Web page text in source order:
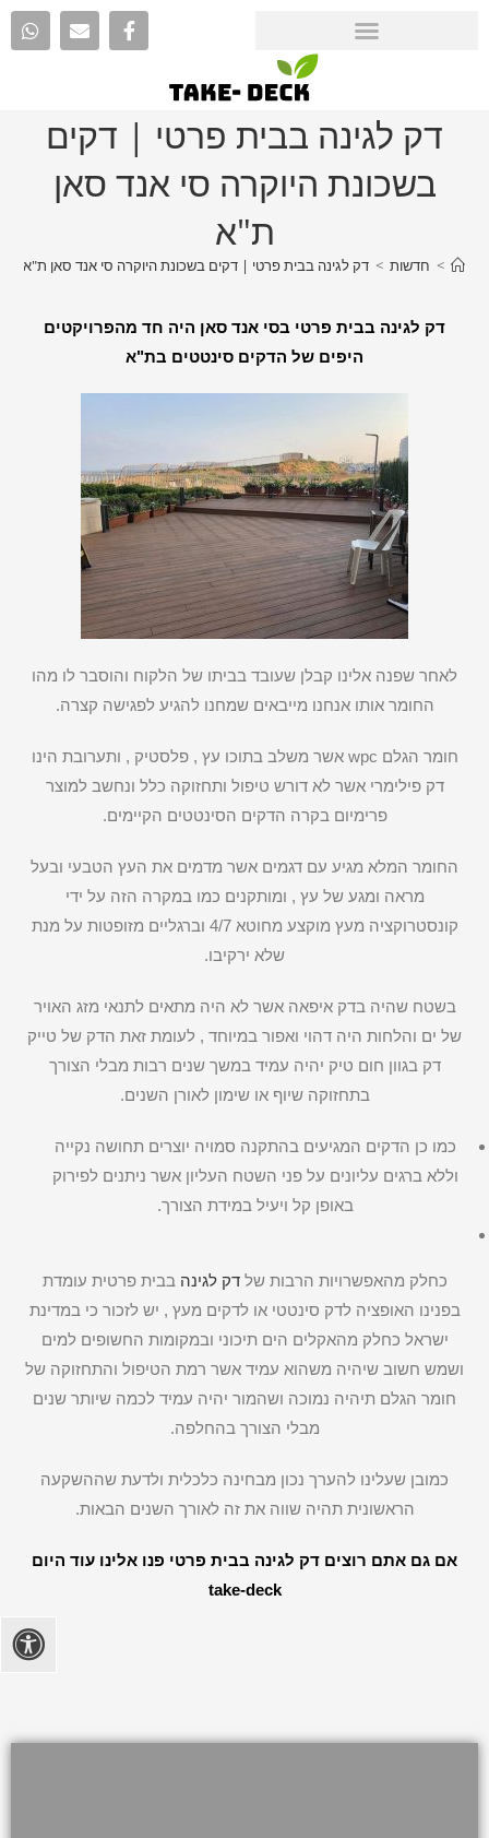
דק לגינה בבית פרטי | דקים
בשכונת היוקרה סי אנד סאן
ת"א
> חדשות > דק לגינה בבית פרטי | דקים בשכונת היוקרה סי אנד סאן ת"א
דק לגינה בבית פרטי בסי אנד סאן היה חד מהפרויקטים
היפים של הדקים סינטטים בת"א
לאחר שפנה אלינו קבלן שעובד בביתו של הלקוח והוסבר לו מהו
החומר אותו אנחנו מייבאים שמחנו להגיע לפגישה קצרה.
חומר הגלם wpc אשר משלב בתוכו עץ , פלסטיק , ותערובת הינו
דק פילימרי אשר לא דורש טיפול ותחזוקה כלל ונחשב למוצר
פרימיום בקרה הדקים הסינטטים הקיימים.
החומר המלא מגיע עם דגמים אשר מדמים את העץ הטבעי ובעל
מראה ומגע של עץ , ומותקנים כמו במקרה הזה על ידי
קונסטרוקציה מעץ מוקצע מחוטא 4/7 וברגליים מזופטות על מנת
שלא ירקיבו.
בשטח שהיה בדק איפאה אשר לא היה מתאים לתנאי מזג האויר
של ים והלחות היה דהוי ואפור במיוחד , לעומת זאת הדק של טייק
דק בגוון חום טיק יהיה עמיד במשך שנים רבות מבלי הצורך
בתחזוקה שיוף או שימון לאורן השנים.
כמו כן הדקים המגיעים בהתקנה סמויה יוצרים תחושה נקייה
וללא ברגים עליונים על פני השטח העליון אשר ניתנים לפירוק
באופן קל ויעיל במידת הצורך.
כחלק מהאפשרויות הרבות של דק לגינה בבית פרטית עומדת
בפנינו האופציה לדק סינטטי או לדקים מעץ , יש לזכור כי במדינת
ישראל כחלק מהאקלים הים תיכוני ובמקומות החשופים למים
ושמש חשוב שיהיה משהוא עמיד אשר רמת הטיפול והתחזוקה של
חומר הגלם תיהיה נמוכה ושהמור יהיה עמיד לכמה שיותר שנים
מבלי הצורך בהחלפה.
כמובן שעלינו להערך נכון מבחינה כלכלית ולדעת שההשקעה
הראשונית תהיה שווה את זה לאורך השנים הבאות.
אם גם אתם רוצים דק לגינה בבית פרטי פנו אלינו עוד היום
take-deck